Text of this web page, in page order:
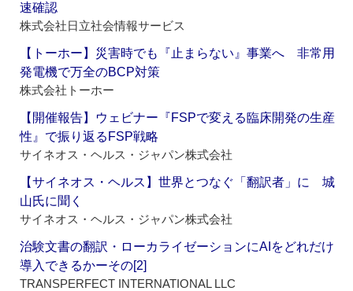
速確認
株式会社日立社会情報サービス
【トーホー】災害時でも『止まらない』事業へ 非常用
発電機で万全のBCP対策
株式会社トーホー
【開催報告】ウェビナー『FSPで変える臨床開発の生産
性』で振り返るFSP戦略
サイネオス・ヘルス・ジャパン株式会社
【サイネオス・ヘルス】世界とつなぐ「翻訳者」に 城
山氏に聞く
サイネオス・ヘルス・ジャパン株式会社
治験文書の翻訳・ローカライゼーションにAIをどれだけ
導入できるかーその[2]
TRANSPERFECT INTERNATIONAL LLC